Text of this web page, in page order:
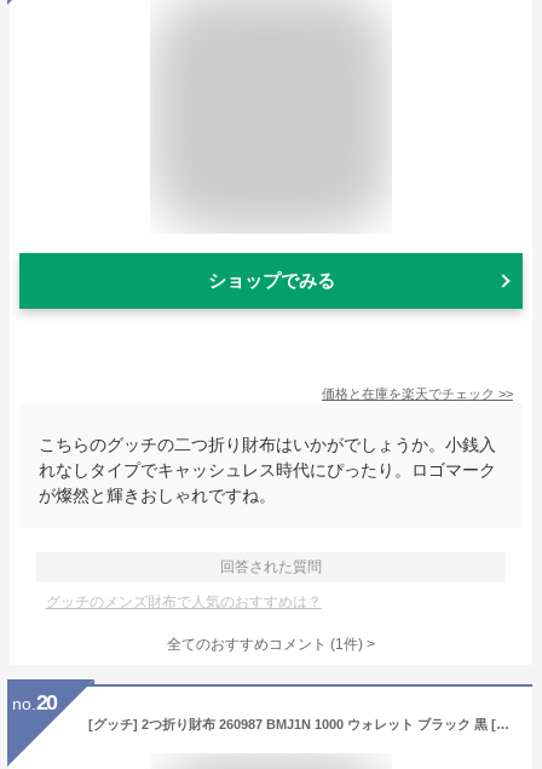
ショップでみる
価格と在庫を楽天でチェック >>
こちらのグッチの二つ折り財布はいかがでしょうか。小銭入
れなしタイプでキャッシュレス時代にぴったり。ロゴマーク
が燦然と輝きおしゃれですね。
回答された質問
グッチのメンズ財布で人気のおすすめは？
全てのおすすめコメント (1件) >
no. 20
[グッチ] 2つ折り財布 260987 BMJ1N 1000 ウォレット ブラック 黒 [並行輸入品]